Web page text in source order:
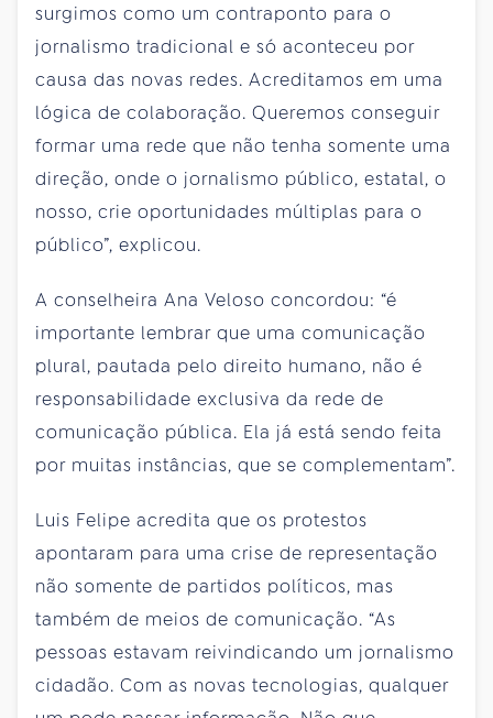
surgimos como um contraponto para o
jornalismo tradicional e só aconteceu por
causa das novas redes. Acreditamos em uma
lógica de colaboração. Queremos conseguir
formar uma rede que não tenha somente uma
direção, onde o jornalismo público, estatal, o
nosso, crie oportunidades múltiplas para o
público”, explicou.
A conselheira Ana Veloso concordou: “é
importante lembrar que uma comunicação
plural, pautada pelo direito humano, não é
responsabilidade exclusiva da rede de
comunicação pública. Ela já está sendo feita
por muitas instâncias, que se complementam”.
Luis Felipe acredita que os protestos
apontaram para uma crise de representação
não somente de partidos políticos, mas
também de meios de comunicação. “As
pessoas estavam reivindicando um jornalismo
cidadão. Com as novas tecnologias, qualquer